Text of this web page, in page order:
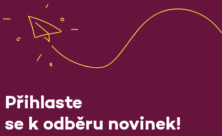
Přihlaste
se k odběru novinek!